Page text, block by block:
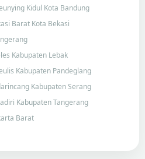
Kidul Kota Bandung
Barat Kota Bekasi
Kabupaten Lebak
Kabupaten Pandeglang
Kabupaten Serang
Kabupaten Tangerang
Barat